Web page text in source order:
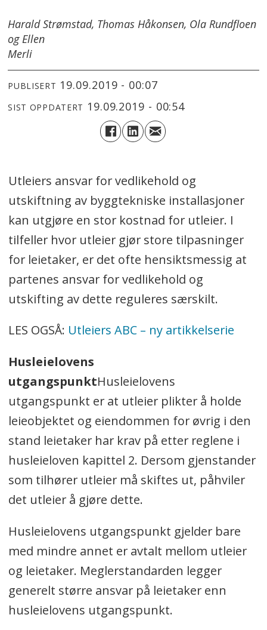
Harald Strømstad, Thomas Håkonsen, Ola Rundfloen
og Ellen
Merli
PUBLISERT 19.09.2019 - 00:07
SIST OPPDATERT 19.09.2019 - 00:54
Utleiers ansvar for vedlikehold og
utskiftning av byggtekniske installasjoner
kan utgjøre en stor kostnad for utleier. I
tilfeller hvor utleier gjør store tilpasninger
for leietaker, er det ofte hensiktsmessig at
partenes ansvar for vedlikehold og
utskifting av dette reguleres særskilt.
LES OGSÅ: Utleiers ABC – ny artikkelserie
Husleielovens
utgangspunktHusleielovens
utgangspunkt er at utleier plikter å holde
leieobjektet og eiendommen for øvrig i den
stand leietaker har krav på etter reglene i
husleieloven kapittel 2. Dersom gjenstander
som tilhører utleier må skiftes ut, påhviler
det utleier å gjøre dette.
Husleielovens utgangspunkt gjelder bare
med mindre annet er avtalt mellom utleier
og leietaker. Meglerstandarden legger
generelt større ansvar på leietaker enn
husleielovens utgangspunkt.